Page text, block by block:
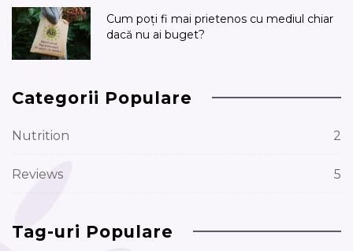
Cum poți fi mai prietenos cu mediul chiar
dacă nu ai buget?
Categorii Populare
Nutrition 2
Reviews 5
Tag-uri Populare